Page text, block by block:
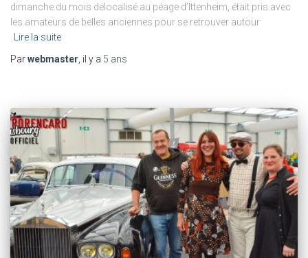
dimanche du mois délocalisé au péage d’Ittenheim, était pris avec
les amateurs de belles anciennes pour se retrouver autour
Lire la suite
Parwebmaster , il y a 5 ans